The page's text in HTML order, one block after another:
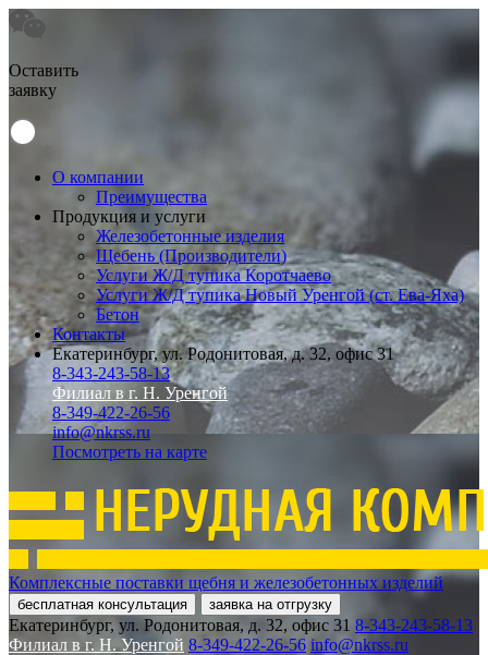
Оставить
заявку
О компании
Преимущества
Продукция и услуги
Железобетонные изделия
Щебень (Производители)
Услуги Ж/Д тупика Коротчаево
Услуги Ж/Д тупика Новый Уренгой (ст. Ева-Яха)
Бетон
Контакты
Екатеринбург, ул. Родонитовая, д. 32, офис 31
8-343-243-58-13
Филиал в г. Н. Уренгой
8-349-422-26-56
info@nkrss.ru
Посмотреть на карте
Комплексные поставки щебня и железобетонных изделий
бесплатная консультация заявка на отгрузку
Екатеринбург, ул. Родонитовая, д. 32, офис 31 8-343-243-58-13
Филиал в г. Н. Уренгой 8-349-422-26-56 info@nkrss.ru